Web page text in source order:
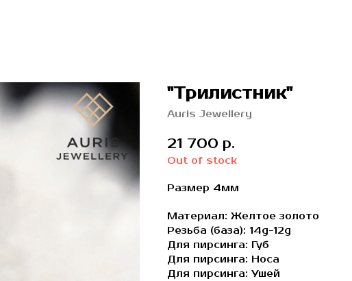
"Трилистник"
Auris Jewellery
21 700 р.
Out of stock
Размер 4мм
Материал: Желтое золото
Резьба (база): 14g-12g
Для пирсинга: Губ
Для пирсинга: Носа
Для пирсинга: Ушей